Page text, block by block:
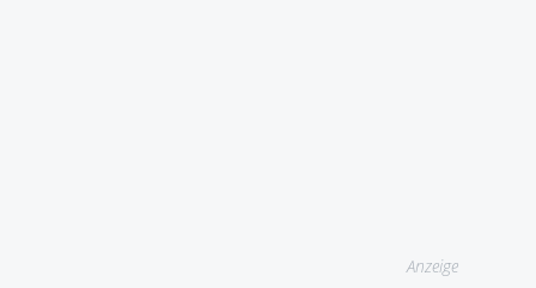
Anzeige